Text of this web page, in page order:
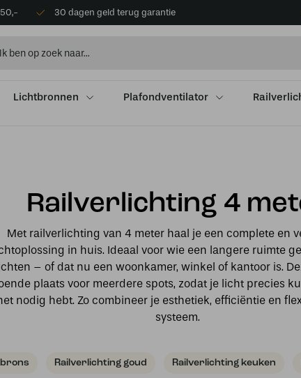
30 dagen geld terug garantie
Lichtbronnen Plafondventilator
Railverlichting 4
Met railverlichting van 4 meter haal je een complete en
in huis. Ideaal voor wie een langere ruimte
– of dat nu een woonkamer, winkel of kantoor is.
plaats voor meerdere spots, zodat je licht precies
nodig hebt. Zo combineer je esthetiek, efficiëntie en
systeem.
Railverlichting goud Railverlichting keuken